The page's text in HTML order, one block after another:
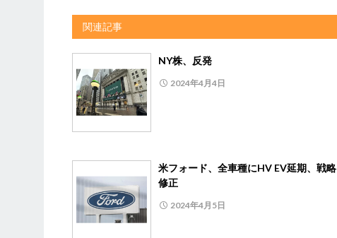
関連記事
NY株、反発
2024年4月4日
米フォード、全車種にHV EV延期、戦略
修正
2024年4月5日